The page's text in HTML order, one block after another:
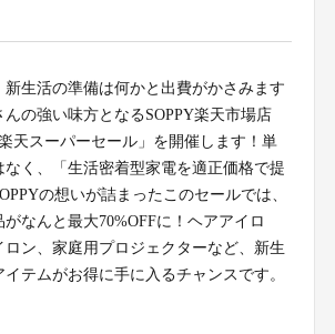
生活の準備は何かと出費がかさみます
の強い味方となるSOPPY楽天市場店
天スーパーセール」を開催します！単
なく、「生活密着型家電を適正価格で提
の想いが詰まったこのセールでは、
なんと最大70%OFFに！ヘアアイロ
ロン、家庭用プロジェクターなど、新生
テムがお得に手に入るチャンスです。